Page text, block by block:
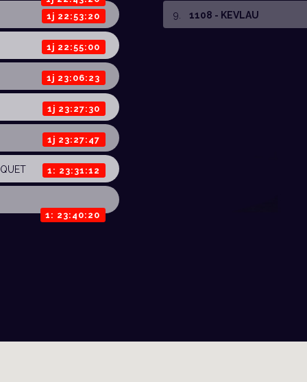
1j 22:53:20
1j 22:55:00
1j 23:06:23
1j 23:27:30
1j 23:27:47
1: 23:31:12
1: 23:40:20
9. 1108 - KEVLAU